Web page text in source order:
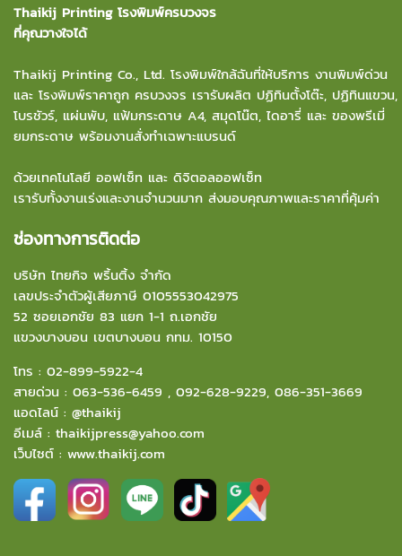
Thaikij Printing โรงพิมพ์ครบวงจร
ที่คุณวางใจได้
Thaikij Printing Co., Ltd. โรงพิมพ์ใกล้ฉันที่ให้บริการ งานพิมพ์ด่วน
และ โรงพิมพ์ราคาถูก ครบวงจร เรารับผลิต ปฏิทินตั้งโต๊ะ, ปฏิทินแขวน,
โบรชัวร์, แผ่นพับ, แฟ้มกระดาษ A4, สมุดโน๊ต, ไดอารี่ และ ของพรีเมี่
ยมกระดาษ พร้อมงานสั่งทำเฉพาะแบรนด์
ด้วยเทคโนโลยี ออฟเซ็ท และ ดิจิตอลออฟเซ็ท
เรารับทั้งงานเร่งและงานจำนวนมาก ส่งมอบคุณภาพและราคาที่คุ้มค่า
ช่องทางการติดต่อ
บริษัท ไทยกิจ พริ้นติ้ง จำกัด
เลขประจำตัวผู้เสียภาษี 0105553042975
52 ซอยเอกชัย 83 แยก 1-1 ถ.เอกชัย
แขวงบางบอน เขตบางบอน กทม. 10150
โทร : 02-899-5922-4
สายด่วน : 063-536-6459 , 092-628-9229, 086-351-3669
แอดไลน์ : @thaikij
อีเมล์ : thaikijpress@yahoo.com
เว็บไซต์ : www.thaikij.com